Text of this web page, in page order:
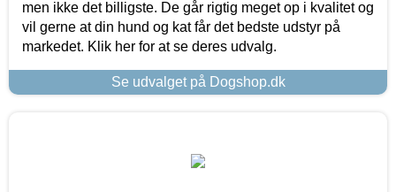
men ikke det billigste. De går rigtig meget op i kvalitet og
vil gerne at din hund og kat får det bedste udstyr på
markedet. Klik her for at se deres udvalg.
Se udvalget på Dogshop.dk